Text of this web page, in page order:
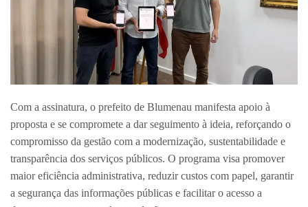
Com a assinatura, o prefeito de Blumenau manifesta apoio à
proposta e se compromete a dar seguimento à ideia, reforçando o
compromisso da gestão com a modernização, sustentabilidade e
transparência dos serviços públicos. O programa visa promover
maior eficiência administrativa, reduzir custos com papel, garantir
a segurança das informações públicas e facilitar o acesso a